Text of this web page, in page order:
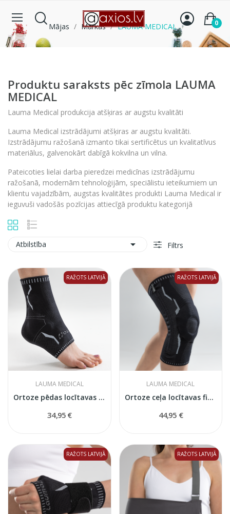
0
Mājas Markas LAUMA MEDICAL
Produktu saraksts pēc zīmola LAUMA
MEDICAL
Lauma Medical produkcija atšķiras ar augstu kvalitāti
Lauma Medical izstrādājumi atšķiras ar augstu kvalitāti.
Izstrādājumu ražošanā izmanto tikai sertificētus un kvalitatīvus
materiālus, galvenokārt dabīgā kokvilna un vilna.
Pateicoties lielai darba pieredzei medicīnas izstrādājumu
ražošanā, modernām tehnoloģijām, speciālistu ieteikumiem un
klientu vajadzībām, augstas kvalitātes produkti Lauma Medical ir
ieguvuši vadošās pozīcijas attiecīgā produktu kategorijā
Atbilstība  Filtrs
RAŽOTS LATVIJĀ
LAUMA MEDICAL
Ortoze pēdas locītavas fiksācijai
34,95 €
RAŽOTS LATVIJĀ
LAUMA MEDICAL
Ortoze ceļa locītavas fiksācijai
44,95 €
RAŽOTS LATVIJĀ RAŽOTS LATVIJĀ